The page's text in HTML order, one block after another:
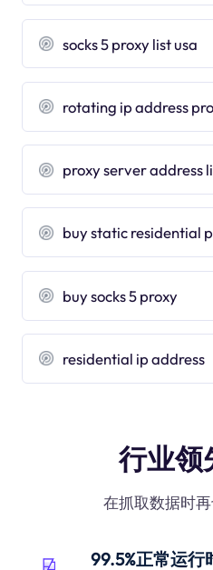
socks 5 proxy list usa
rotating ip address
proxy server address
buy static residential
buy socks 5 proxy
residential ip address
行业领
在抓取数据时
99.5%正常运行